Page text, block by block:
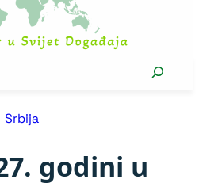
Search
Srbija
godini u